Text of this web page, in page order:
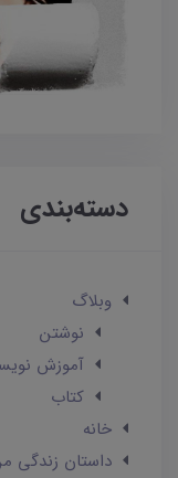
دسته‌بندی
وبلاگ
نوشتن
آموزش
کتاب
خانه
داستان زندگی